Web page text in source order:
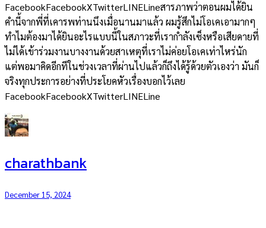
FacebookFacebookXTwitterLINELineสารภาพว่าตอนผมได้ยิน
คำนี้จากพี่ที่เคารพท่านนึงเมื่อนานมาแล้ว ผมรู้สึกไม่โอเคเอามากๆ
ทำไมต้องมาได้ยินอะไรแบบนี้ในสภาวะที่เรากำลังเซ็งหรือเสียดายที่
ไม่ได้เข้าร่วมงานบางงานด้วยสาเหตุที่เราไม่ค่อยโอเคเท่าไหร่นัก
แต่พอมาคิดอีกทีในช่วงเวลาที่ผ่านไปแล้วก็ถึงได้รู้ด้วยตัวเองว่า มันก็
จริงทุกประการอย่างที่ประโยคหัวเรื่องบอกไว้เลย
FacebookFacebookXTwitterLINELine
charathbank
December 15, 2024